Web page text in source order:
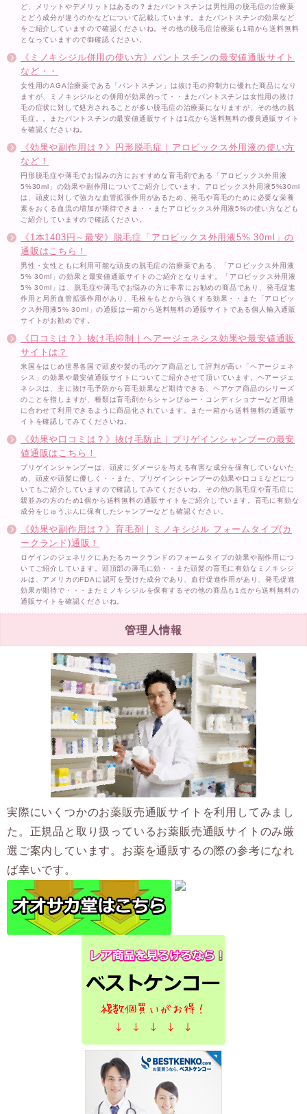
ど、メリットやデメリットはあるの？またパントスチンは男性用の脱毛症の治療薬
とどう成分が違うのかなどについて記載しています。またパントスチンの効果など
をご紹介していますので確認くださいね。その他の脱毛症治療薬も1箱から送料無料
となっていますので御確認ください。
《ミノキシジル併用の使い方》パントスチンの最安値通販サイト
など・・
女性用のAGA治療薬である「パントスチン」は抜け毛の抑制力に優れた商品になり
ますが、ミノキシジルとの併用が効果的って・・またパントスチンは女性用の抜け
毛の症状に対して処方されることが多い脱毛症の治療薬になりますが、その他の脱
毛症。。またパントスチンの最安値通販サイトは1点から送料無料の優良通販サイト
を確認くださいね。
《効果や副作用は？》円形脱毛症｜アロビックス外用液の使い方
など！
円形脱毛症や薄毛でお悩みの方におすすめな育毛剤である「アロビックス外用液
5%30ml」の効果や副作用についてご紹介しています。アロビックス外用液5%30ml
は、頭皮に対して強力な血管拡張作用があるため、発毛や育毛のために必要な栄養
素をおくる血流の増加が期待できま・・またアロビックス外用液5%の使い方なども
ご紹介していますので確認ください。
《1本1403円～最安》脱毛症「アロビックス外用液5% 30ml」の
通販はこちら！
男性・女性ともに利用可能な頭皮の脱毛症の治療薬である、「アロビックス外用液
5% 30ml」の効果と最安値通販サイトのご紹介となります。「アロビックス外用液
5% 30ml」は、脱毛症や薄毛でお悩みの方に非常にお勧めの商品であり、発毛促進
作用と局所血管拡張作用があり、毛根をもとから強くする効果・・また「アロビッ
クス外用液5% 30ml」の通販は一箱から送料無料の通販サイトである個人輸入通販
サイトがお勧めです。
《口コミは？》抜け毛抑制｜ヘアージェネシス効果や最安値通販
サイトは？
米国をはじめ世界各国で頭皮や髪の毛のケア商品として評判が高い「ヘアージェネ
シス」の効果や最安値通販サイトについてご紹介させて頂いています。ヘアージェ
ネシスは、主に抜け毛予防から育毛効果など期待できる、ヘアケア商品のシリーズ
のことを指しますが、種類は育毛剤からシャンぴゅー・コンディショナーなど用途
に合わせて利用できるように商品化されています。また一箱から送料無料の通販サ
イトを確認してみてくださいね。
《効果や口コミは？》抜け毛防止｜プリゲインシャンプーの最安
値通販はこちら！
プリゲインシャンプーは、頭皮にダメージを与える有害な成分を保有していないた
め、頭皮や頭髪に優しく・・また、プリゲインシャンプーの効果や口コミなどにつ
いてもご紹介していますので確認してみてくださいね。その他の脱毛症や育毛症に
親並みの方のため1個から送料無料の通販サイトをご紹介しています。育毛に有効な
成分をじゅうぶんに保有したシャンプーなども確認ください。
《効果や副作用は？》育毛剤｜ミノキシジル フォームタイプ(カ
ークランド)通販！
ロゲインのジェネリクにあたるカークランドのフォームタイプの効果や副作用につ
いてご紹介しています。頭頂部の薄毛に効・・また頭髪の育毛に有効なミノキシジ
ルは、アメリカのFDAに認可を受けた成分であり、血行促進作用があり、発毛促進
効果が期待で・・・またミノキシジルを保有するその他の商品も1点から送料無料の
通販サイトを確認くださいね。
管理人情報
実際にいくつかのお薬販売通販サイトを利用してみまし
た。正規品と取り扱っているお薬販売通販サイトのみ厳
選ご案内しています。お薬を通販するの際の参考になれ
ば幸いです。